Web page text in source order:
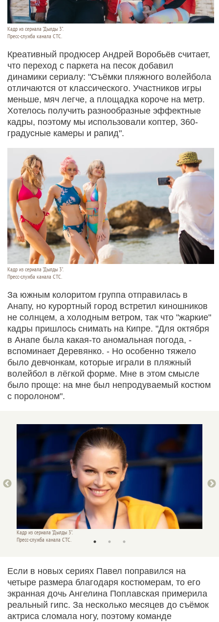
Кадр из сериала "Дылды 3".
Пресс-служба канала СТС.
Креативный продюсер Андрей Воробьёв считает,
что переход с паркета на песок добавил
динамики сериалу: "Съёмки пляжного волейбола
отличаются от классического. Участников игры
меньше, мяч легче, а площадка короче на метр.
Хотелось получить разнообразные эффектные
кадры, поэтому мы использовали коптер, 360-
градусные камеры и рапид".
Кадр из сериала "Дылды 3".
Пресс-служба канала СТС.
За южным колоритом группа отправилась в
Анапу, но курортный город встретил киношников
не солнцем, а холодным ветром, так что "жаркие"
кадры пришлось снимать на Кипре. "Для октября
в Анапе была какая-то аномальная погода, -
вспоминает Деревянко. - Но особенно тяжело
было девчонкам, которые играли в пляжный
волейбол в лёгкой форме. Мне в этом смысле
было проще: на мне был непродуваемый костюм
с поролоном".
Кадр из сериала "Дылды 3".
Пресс-служба канала СТС.
Если в новых сериях Павел поправился на
четыре размера благодаря костюмерам, то его
экранная дочь Ангелина Поплавская примерила
реальный гипс. За несколько месяцев до съёмок
актриса сломала ногу, поэтому команде